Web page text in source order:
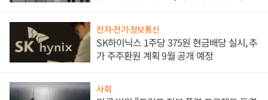
전자·전기·정보통신
SK하이닉스 1주당 375원 현금배당 실시, 추
가 주주환원 계획 9월 공개 예정
사회